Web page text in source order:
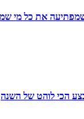
הכי לוהט של השנה